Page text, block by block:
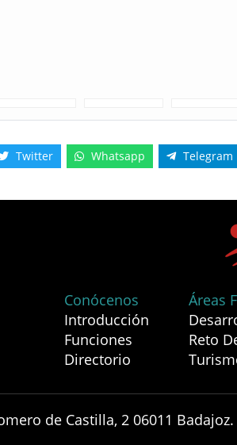
Twitter Whatsapp Telegram
Conócenos
Introducción
Funciones
Directorio
Áreas
Reto
de Castilla, 2 06011